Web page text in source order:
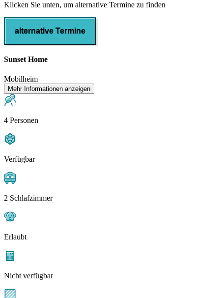
Klicken Sie unten, um alternative Termine zu finden
alternative Termine
Sunset Home
Mobilheim
Mehr Informationen anzeigen
4 Personen
Verfügbar
2 Schlafzimmer
Erlaubt
Nicht verfügbar